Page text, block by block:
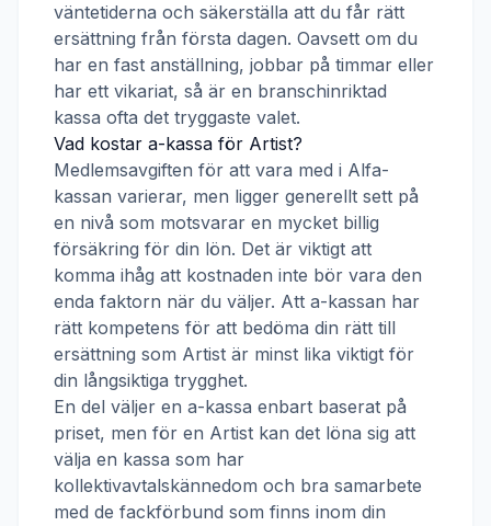
väntetiderna och säkerställa att du får rätt
ersättning från första dagen. Oavsett om du
har en fast anställning, jobbar på timmar eller
har ett vikariat, så är en branschinriktad
kassa ofta det tryggaste valet.
Vad kostar a-kassa för Artist?
Medlemsavgiften för att vara med i Alfa-
kassan varierar, men ligger generellt sett på
en nivå som motsvarar en mycket billig
försäkring för din lön. Det är viktigt att
komma ihåg att kostnaden inte bör vara den
enda faktorn när du väljer. Att a-kassan har
rätt kompetens för att bedöma din rätt till
ersättning som Artist är minst lika viktigt för
din långsiktiga trygghet.
En del väljer en a-kassa enbart baserat på
priset, men för en Artist kan det löna sig att
välja en kassa som har
kollektivavtalskännedom och bra samarbete
med de fackförbund som finns inom din